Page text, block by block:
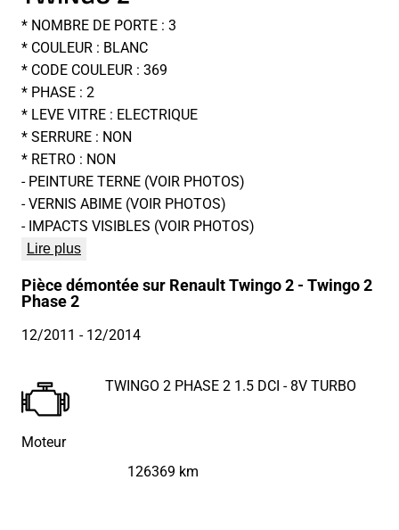
* NOMBRE DE PORTE : 3
* COULEUR : BLANC
* CODE COULEUR : 369
* PHASE : 2
* LEVE VITRE : ELECTRIQUE
* SERRURE : NON
* RETRO : NON
- PEINTURE TERNE (VOIR PHOTOS)
- VERNIS ABIME (VOIR PHOTOS)
- IMPACTS VISIBLES (VOIR PHOTOS)
Lire plus
Pièce démontée sur Renault Twingo 2 - Twingo 2
Phase 2
12/2011 - 12/2014
Moteur
TWINGO 2 PHASE 2 1.5 DCI - 8V TURBO
126369 km